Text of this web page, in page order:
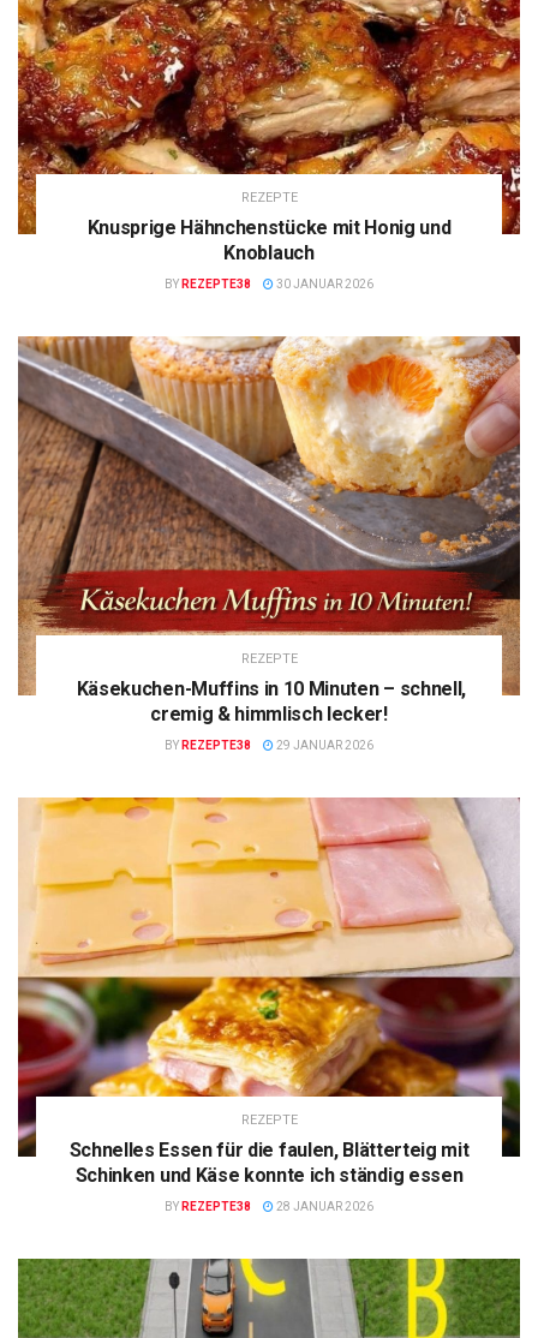
REZEPTE
Knusprige Hähnchenstücke mit Honig und
Knoblauch
BY REZEPTE38 30 JANUAR 2026
REZEPTE
Käsekuchen-Muffins in 10 Minuten – schnell,
cremig & himmlisch lecker!
BY REZEPTE38 29 JANUAR 2026
REZEPTE
Schnelles Essen für die faulen, Blätterteig mit
Schinken und Käse konnte ich ständig essen
BY REZEPTE38 28 JANUAR 2026